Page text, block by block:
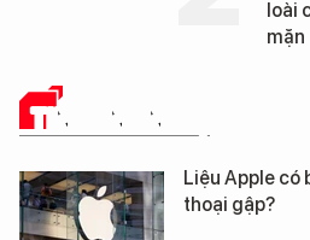
TIN CÔNG NGHỆ
Liệu Apple có
thoại gập?